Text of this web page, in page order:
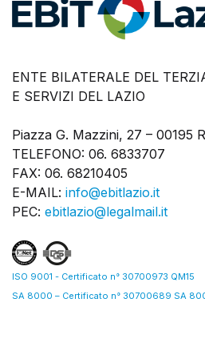
ENTE BILATERALE DEL
E SERVIZI DEL LAZIO
Piazza G. Mazzini, 27 – 00195
TELEFONO: 06. 6833707
FAX: 06. 68210405
E-MAIL: info@ebitlazio.it
PEC: ebitlazio@legalmail.it
ISO 9001 - Certificato n° 30700973 QM15
SA 8000 – Certificato n° 30700689 SA